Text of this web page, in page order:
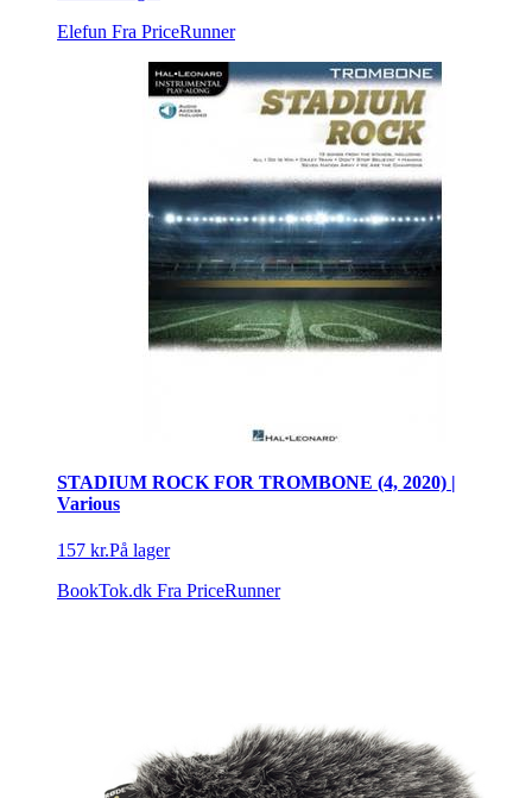
Elefun Fra PriceRunner
STADIUM ROCK FOR TROMBONE (4, 2020) |
Various
157 kr.På lager
BookTok.dk Fra PriceRunner